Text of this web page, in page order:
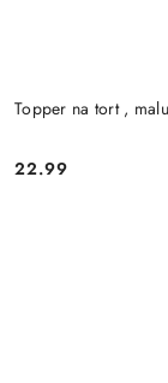
Topper na tort ,
Cena:
22.99